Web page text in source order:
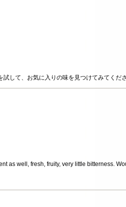
して、お気に入りの味を見つけてみてくだ
as well, fresh, fruity, very little bitterness.